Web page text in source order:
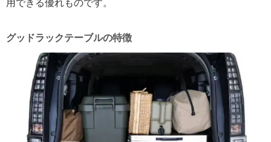
用できる優れものです。
グッドラックテーブルの特徴